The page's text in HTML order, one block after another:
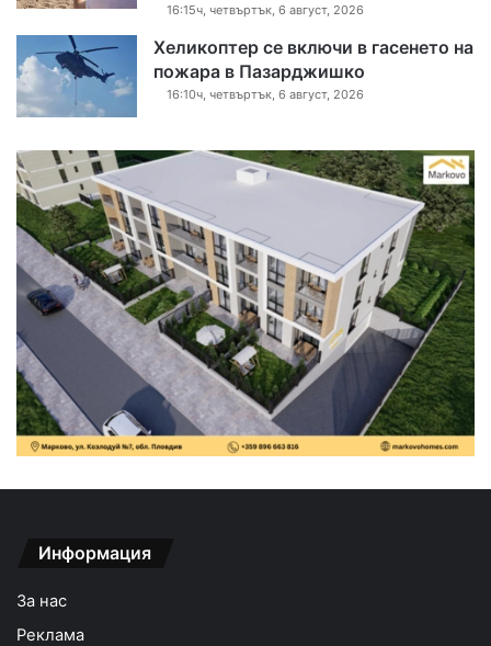
16:15ч, четвъртък, 6 август, 2026
Хеликоптер се включи в гасенето на
пожара в Пазарджишко
16:10ч, четвъртък, 6 август, 2026
Информация
За нас
Реклама